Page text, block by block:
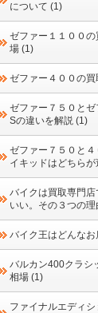
について (1)
ゼファー１１００の
場 (1)
ゼファー４００の
ゼファー７５０と
Sの違いを解説 (1)
ゼファー７５０と４
イキッドはどちら
バイクは買取専門
いい。その３つの
バイク王はどんなお
バルカン400クラシ
相場 (1)
ファイナルエディシ